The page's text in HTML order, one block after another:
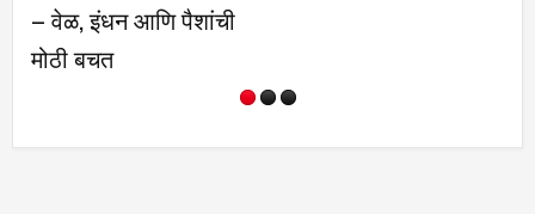
– वेळ, इंधन आणि पैशांची
मोठी बचत